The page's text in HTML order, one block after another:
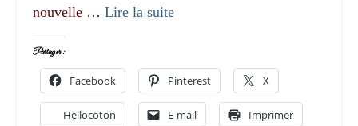
nouvelle … Lire la suite­­
Partager :
Facebook Pinterest X
Hellocoton E-mail Imprimer